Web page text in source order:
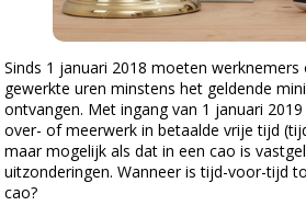
Sinds 1 januari 2018 moeten
gewerkte uren minstens het geldende
ontvangen. Met ingang van 1 januari
over- of meerwerk in betaalde vrije tijd
maar mogelijk als dat in een cao is
uitzonderingen. Wanneer is tijd-voor-tijd
cao?